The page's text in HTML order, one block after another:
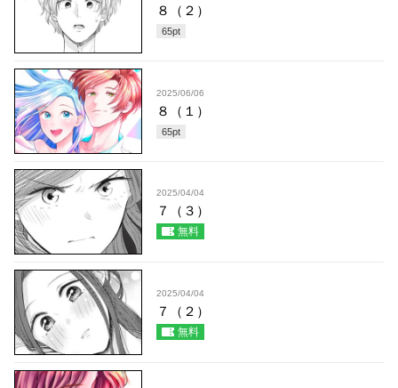
８（２）
65pt
2025/06/06
８（１）
65pt
2025/04/04
７（３）
無料
2025/04/04
７（２）
無料